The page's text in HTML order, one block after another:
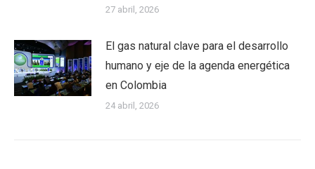
27 abril, 2026
El gas natural clave para el desarrollo
humano y eje de la agenda energética
en Colombia
24 abril, 2026